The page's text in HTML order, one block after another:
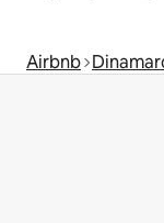
Airbnb